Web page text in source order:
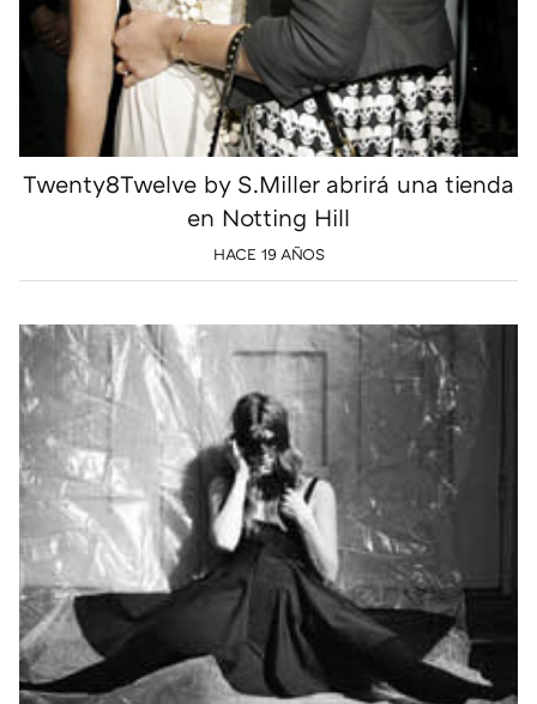
Twenty8Twelve by S.Miller abrirá una tienda
en Notting Hill
HACE 19 AÑOS